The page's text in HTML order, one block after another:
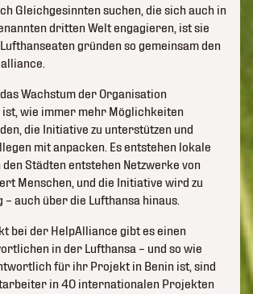
Gleichgesinnten suchen, die sich auch in
dritten Welt engagieren, ist sie
gründen so gemeinsam den
Wachstum der Organisation
wie immer mehr Möglichkeiten
die Initiative zu unterstützen und
mit anpacken. Es entstehen lokale
den Städten entstehen Netzwerke von
Menschen, und die Initiative wird zu
– auch über die Lufthansa hinaus.
bei der HelpAlliance gibt es einen
in der Lufthansa – und so wie
für ihr Projekt in Benin ist, sind
in 40 internationalen Projekten